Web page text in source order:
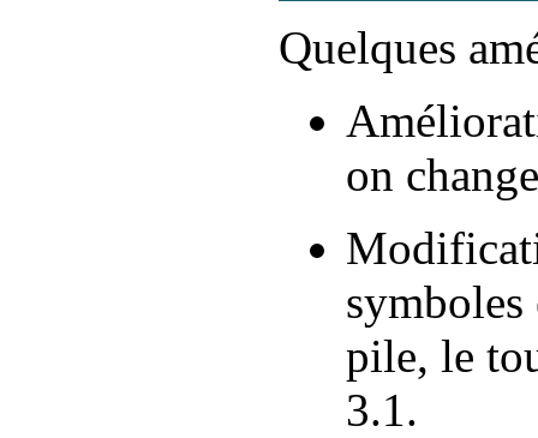
Quelques
on
pile, le
3.1.